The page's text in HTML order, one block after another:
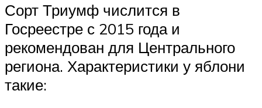
Сорт Триумф числится в
Госреестре с 2015 года и
рекомендован для Центрального
региона. Характеристики у яблони
такие: